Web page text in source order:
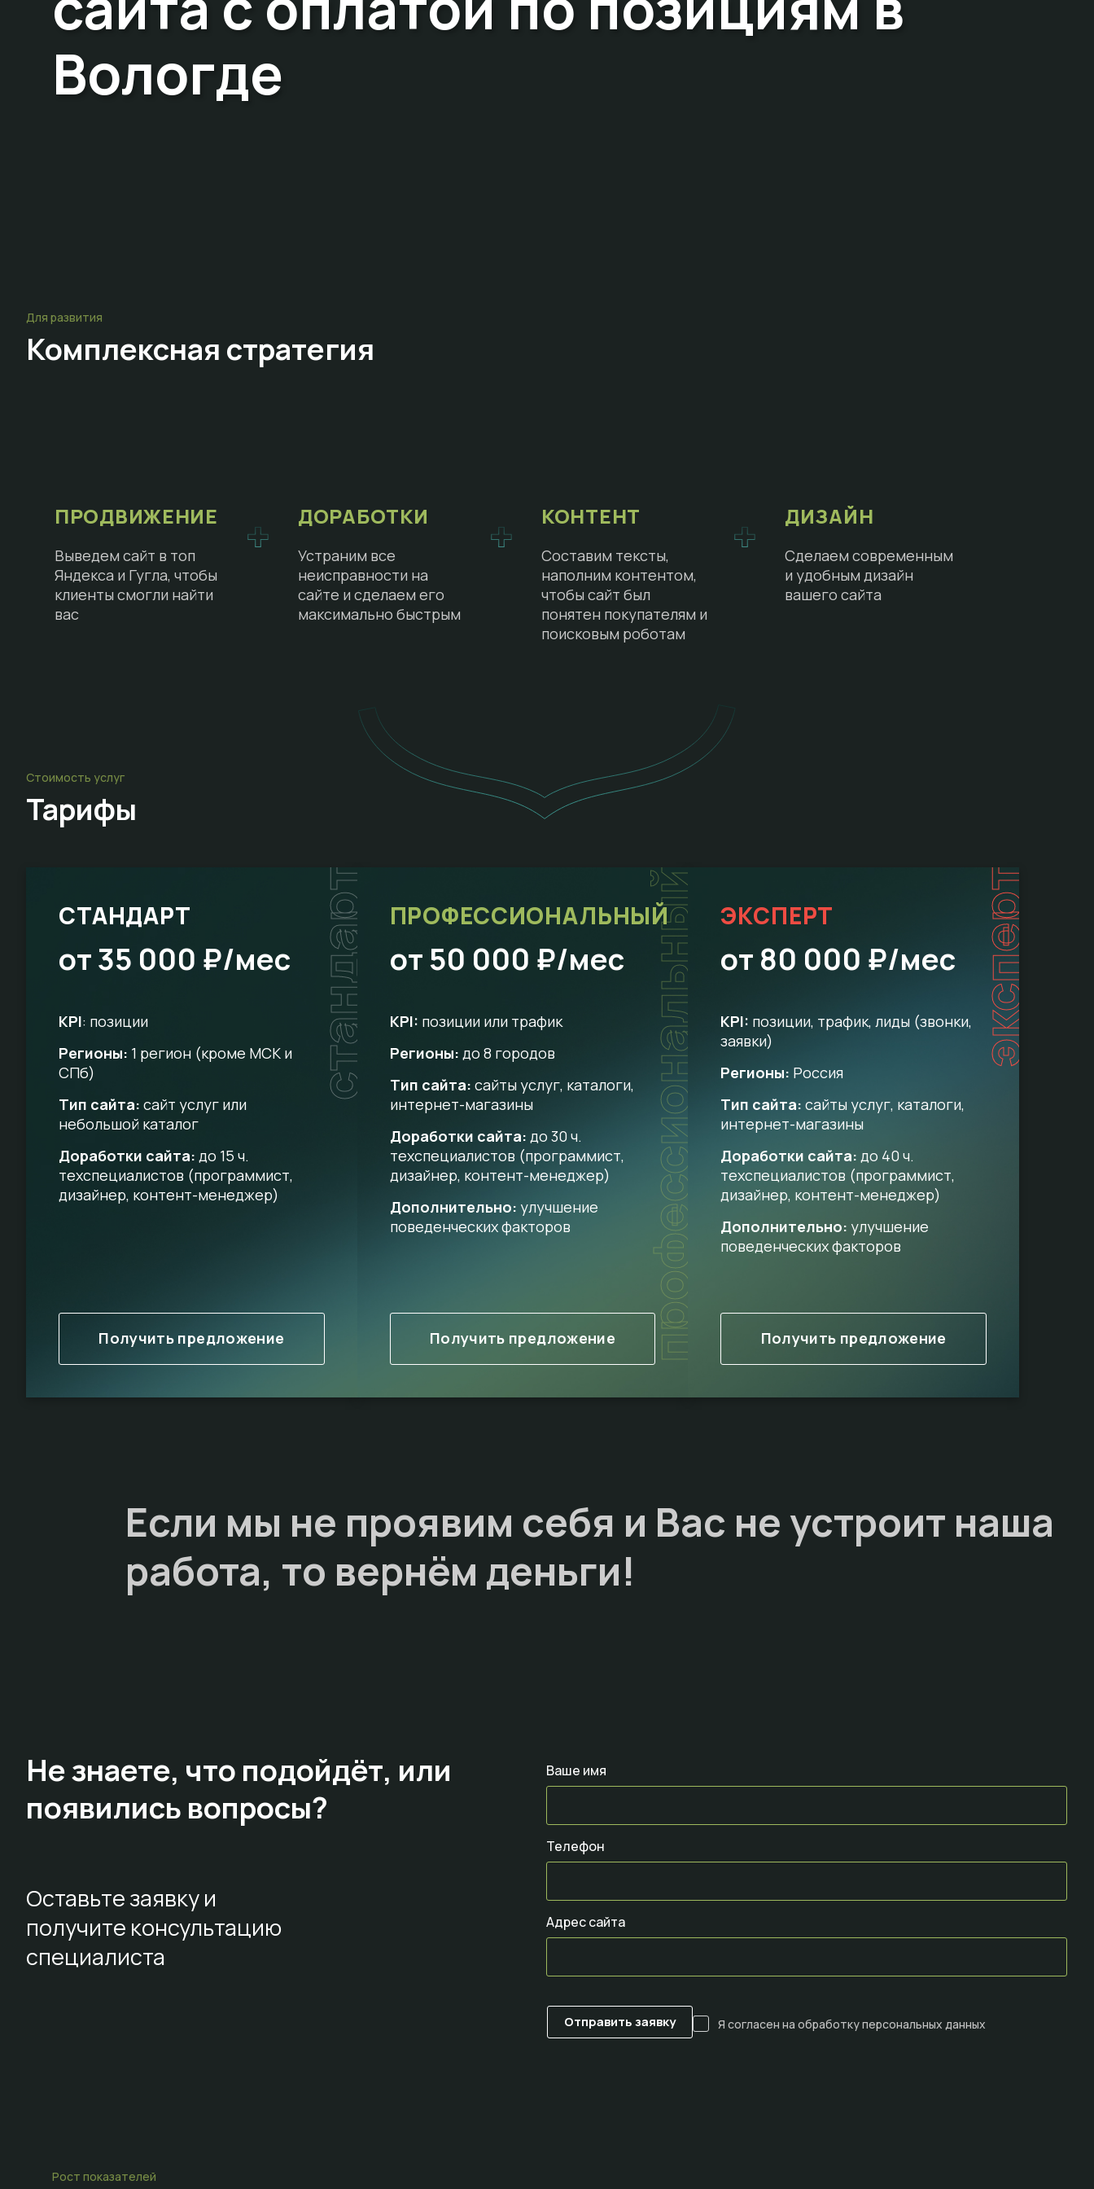
Вологде
Для развития
Комплексная стратегия
ПРОДВИЖЕНИЕ
Выведем сайт в топ
Яндекса и Гугла, чтобы
клиенты смогли найти
вас
ДОРАБОТКИ
Устраним все
неисправности на
сайте и сделаем его
максимально быстрым
КОНТЕНТ
Составим тексты,
наполним контентом,
чтобы сайт был
понятен покупателям и
поисковым роботам
ДИЗАЙН
Сделаем современным
и удобным дизайн
вашего сайта
Стоимость услуг
Тарифы
стандарт
СТАНДАРТ
от 35 000 ₽/мес
KPI: позиции
Регионы: 1 регион (кроме МСК и
СПб)
Тип сайта: сайт услуг или
небольшой каталог
Доработки сайта: до 15 ч.
техспециалистов (программист,
дизайнер, контент-менеджер)
Получить предложение профессиональный
ПРОФЕССИОНАЛЬНЫЙ
от 50 000 ₽/мес
KPI: позиции или трафик
Регионы: до 8 городов
Тип сайта: сайты услуг, каталоги,
интернет-магазины
Доработки сайта: до 30 ч.
техспециалистов (программист,
дизайнер, контент-менеджер)
Дополнительно: улучшение
поведенческих факторов
Получить предложение
эксперт
ЭКСПЕРТ
от 80 000 ₽/мес
KPI: позиции, трафик, лиды (звонки,
заявки)
Регионы: Россия
Тип сайта: сайты услуг, каталоги,
интернет-магазины
Доработки сайта: до 40 ч.
техспециалистов (программист,
дизайнер, контент-менеджер)
Дополнительно: улучшение
поведенческих факторов
Получить предложение
Если мы не проявим себя и Вас не устроит наша
работа, то вернём деньги!
Оставьте заявку и
получите консультацию
специалиста
Не знаете, что подойдёт, или
появились вопросы?
Ваше имя
Телефон
Адрес сайта
Я согласен на обработку персональных данных
Рост показателей